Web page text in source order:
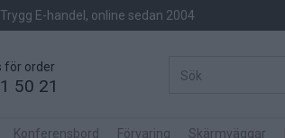
Trygg E-handel, online sedan 2004
för order
50 21
Konferensbord Förvaring Skärmväggar